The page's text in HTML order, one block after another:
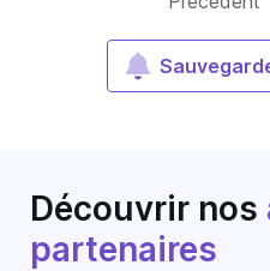
Découvrir nos
partenaires